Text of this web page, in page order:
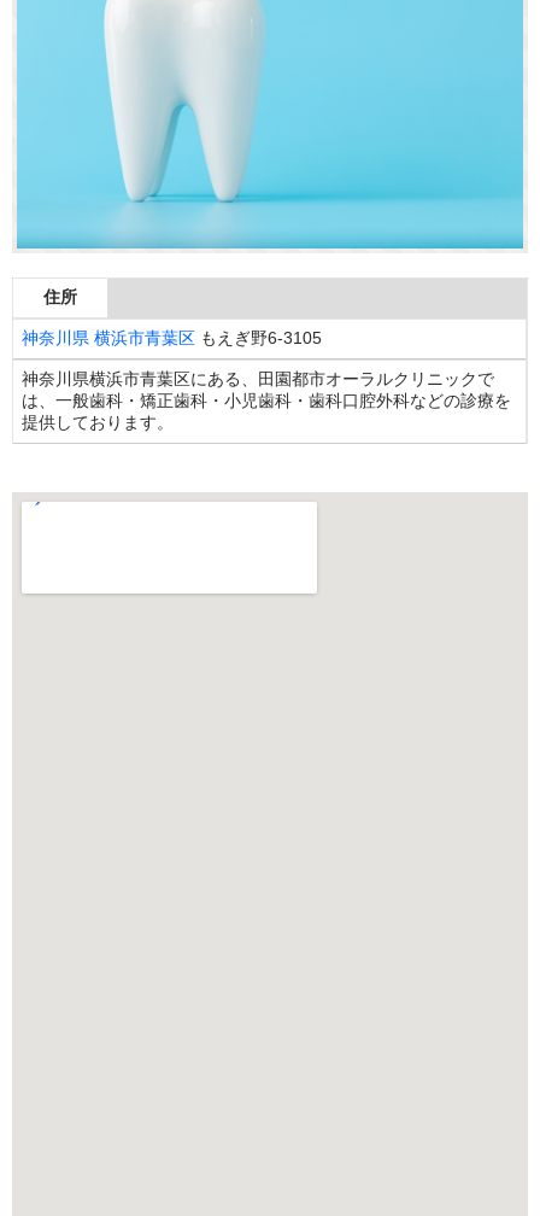
住所
神奈川県 横浜市青葉区 もえぎ野6-3105
神奈川県横浜市青葉区にある、田園都市オーラルクリニックで
は、一般歯科・矯正歯科・小児歯科・歯科口腔外科などの診療を
提供しております。